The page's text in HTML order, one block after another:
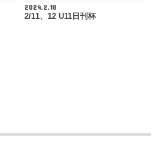
2024.2.18
2/11、12 U11日刊杯